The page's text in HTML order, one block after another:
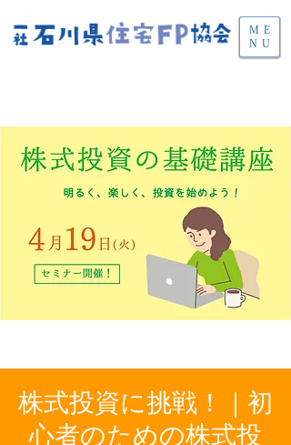
ME
NU
株式投資に挑戦！｜初
心者のための株式投